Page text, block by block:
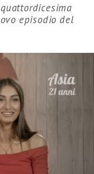
episodio del